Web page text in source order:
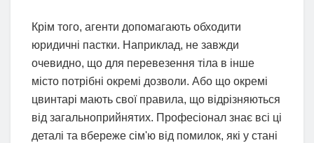
Крім того, агенти допомагають обходити
юридичні пастки. Наприклад, не завжди
очевидно, що для перевезення тіла в інше
місто потрібні окремі дозволи. Або що окремі
цвинтарі мають свої правила, що відрізняються
від загальноприйнятих. Професіонал знає всі ці
деталі та вбереже сім'ю від помилок, які у стані